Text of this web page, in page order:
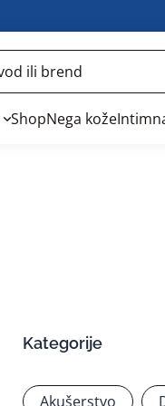
ShopNega kože
Kategorije
Akušerstvo